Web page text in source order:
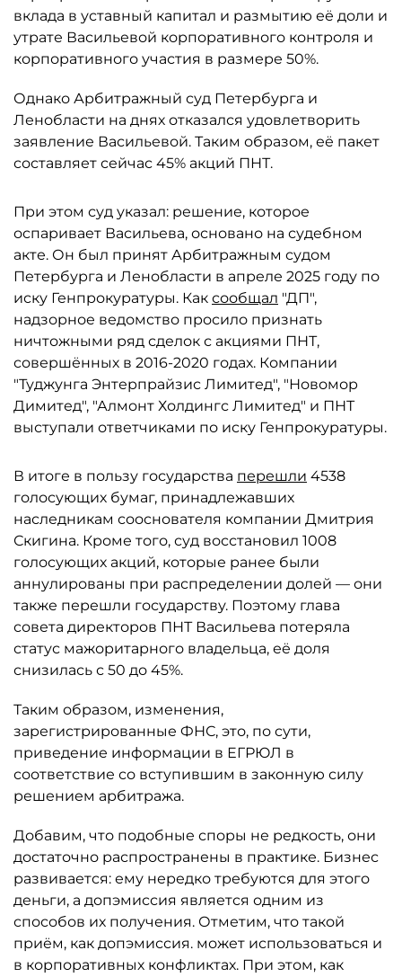
вклада в уставный капитал и размытию её доли и
утрате Васильевой корпоративного контроля и
корпоративного участия в размере 50%.
Однако Арбитражный суд Петербурга и
Ленобласти на днях отказался удовлетворить
заявление Васильевой. Таким образом, её пакет
составляет сейчас 45% акций ПНТ.
При этом суд указал: решение, которое
оспаривает Васильева, основано на судебном
акте. Он был принят Арбитражным судом
Петербурга и Ленобласти в апреле 2025 году по
иску Генпрокуратуры. Как сообщал "ДП",
надзорное ведомство просило признать
ничтожными ряд сделок с акциями ПНТ,
совершённых в 2016-2020 годах. Компании
"Туджунга Энтерпрайзис Лимитед", "Новомор
Димитед", "Алмонт Холдингс Лимитед" и ПНТ
выступали ответчиками по иску Генпрокуратуры.
В итоге в пользу государства перешли 4538
голосующих бумаг, принадлежавших
наследникам сооснователя компании Дмитрия
Скигина. Кроме того, суд восстановил 1008
голосующих акций, которые ранее были
аннулированы при распределении долей — они
также перешли государству. Поэтому глава
совета директоров ПНТ Васильева потеряла
статус мажоритарного владельца, её доля
снизилась с 50 до 45%.
Таким образом, изменения,
зарегистрированные ФНС, это, по сути,
приведение информации в ЕГРЮЛ в
соответствие со вступившим в законную силу
решением арбитража.
Добавим, что подобные споры не редкость, они
достаточно распространены в практике. Бизнес
развивается: ему нередко требуются для этого
деньги, а допэмиссия является одним из
способов их получения. Отметим, что такой
приём, как допэмиссия. может использоваться и
в корпоративных конфликтах. При этом, как